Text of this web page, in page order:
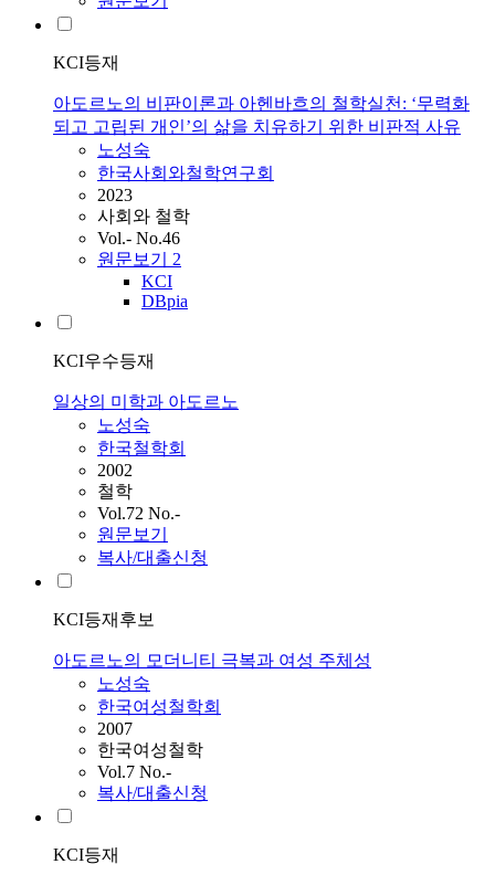
KCI등재
아도르노의 비판이론과 아헨바흐의 철학실천: ‘무력화
되고 고립된 개인’의 삶을 치유하기 위한 비판적 사유
노성숙
한국사회와철학연구회
2023
사회와 철학
Vol.- No.46
원문보기 2
KCI
DBpia
KCI우수등재
일상의 미학과 아도르노
노성숙
한국철학회
2002
철학
Vol.72 No.-
원문보기
복사/대출신청
KCI등재후보
아도르노의 모더니티 극복과 여성 주체성
노성숙
한국여성철학회
2007
한국여성철학
Vol.7 No.-
복사/대출신청
KCI등재